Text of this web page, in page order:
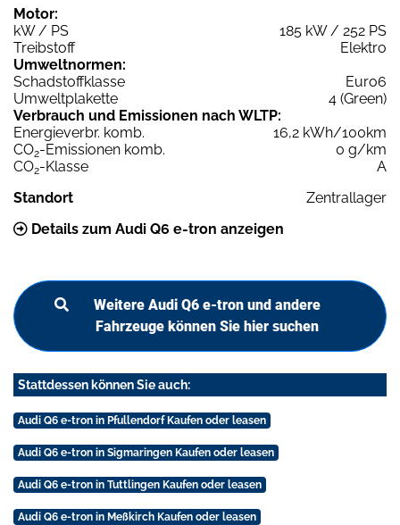
Motor:
kW / PS
185 kW / 252 PS
Treibstoff
Elektro
Umweltnormen:
Schadstoffklasse
Euro6
Umweltplakette
4 (Green)
Verbrauch und Emissionen nach WLTP:
Energieverbr. komb.
16,2 kWh/100km
CO2-Emissionen komb.
0 g/km
CO2-Klasse
A
Standort
Zentrallager
Details zum Audi Q6 e-tron anzeigen
Weitere Audi Q6 e-tron und andere
Fahrzeuge können Sie hier suchen
Stattdessen können Sie auch:
Audi Q6 e-tron in Pfullendorf Kaufen oder leasen
Audi Q6 e-tron in Sigmaringen Kaufen oder leasen
Audi Q6 e-tron in Tuttlingen Kaufen oder leasen
Audi Q6 e-tron in Meßkirch Kaufen oder leasen